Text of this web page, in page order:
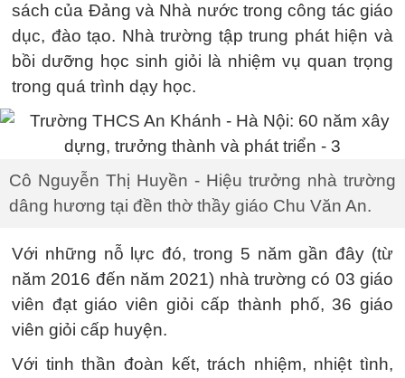
sách của Đảng và Nhà nước trong công tác giáo
dục, đào tạo. Nhà trường tập trung phát hiện và
bồi dưỡng học sinh giỏi là nhiệm vụ quan trọng
trong quá trình dạy học.
Cô Nguyễn Thị Huyền - Hiệu trưởng nhà trường
dâng hương tại đền thờ thầy giáo Chu Văn An.
Với những nỗ lực đó, trong 5 năm gần đây (từ
năm 2016 đến năm 2021) nhà trường có 03 giáo
viên đạt giáo viên giỏi cấp thành phố, 36 giáo
viên giỏi cấp huyện.
Với tinh thần đoàn kết, trách nhiệm, nhiệt tình,